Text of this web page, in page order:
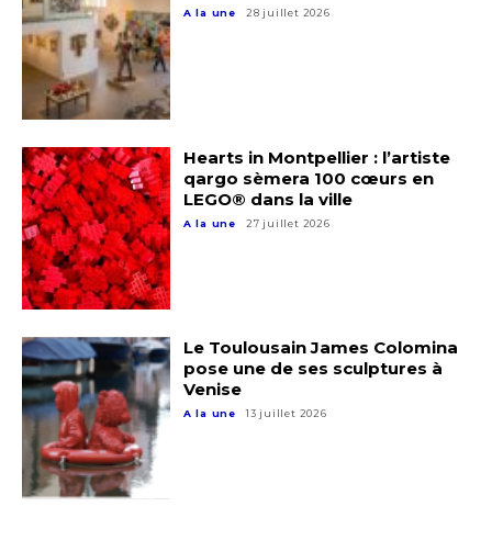
Adresse email*
Nom
Prénom
Statut / Organisation
Adresse email*
A la une 28 juillet 2026
Hearts in Montpellier : l’artiste
qargo sèmera 100 cœurs en
LEGO® dans la ville
A la une 27 juillet 2026
Le Toulousain James Colomina
pose une de ses sculptures à
Venise
A la une 13 juillet 2026